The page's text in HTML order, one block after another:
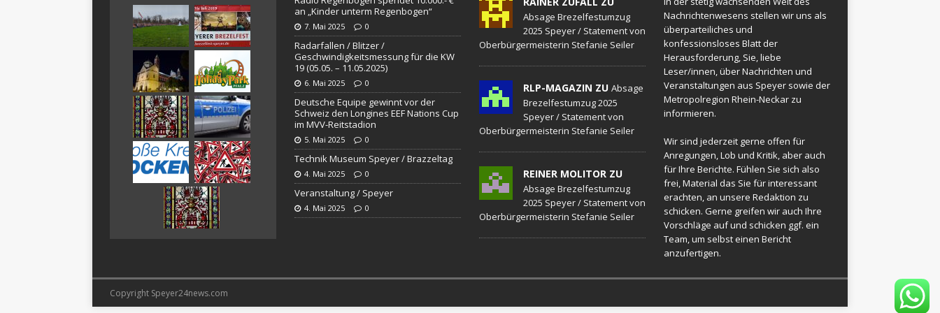
[ 29. März 2024 ]
Polizei / Konsumcannabisgesetz (KCanG) BLAULICHTMELDUNGEN
an „Kinder unterm Regenbogen“
7. Mai 2025 0
Radarfallen / Blitzer /
Geschwindigkeitsmessung für die KW
19 (05.05. – 11.05.2025)
6. Mai 2025 0
Deutsche Equipe gewinnt vor der
Schweiz den Longines EEF Nations Cup
im MVV-Reitstadion
5. Mai 2025 0
Technik Museum Speyer / Brazzeltag
4. Mai 2025 0
Veranstaltung / Speyer
4. Mai 2025 0
Absage Brezelfestumzug
2025 Speyer / Statement von
Oberbürgermeisterin Stefanie Seiler
RLP-MAGAZIN ZU Absage
Brezelfestumzug 2025
Speyer / Statement von
Oberbürgermeisterin Stefanie Seiler
REINER MOLITOR ZU
Absage Brezelfestumzug
2025 Speyer / Statement von
Oberbürgermeisterin Stefanie Seiler
Nachrichtenwesens stellen wir uns als
überparteiliches und
konfessionsloses Blatt der
Herausforderung, Sie, liebe
Leser/innen, über Nachrichten und
Veranstaltungen aus Speyer sowie der
Metropolregion Rhein-Neckar zu
informieren.
Wir sind jederzeit gerne offen für
Anregungen, Lob und Kritik, aber auch
für Ihre Berichte. Fühlen Sie sich also
frei, Material das Sie für interessant
erachten, an unsere Redaktion zu
schicken. Gerne greifen wir auch Ihre
Vorschläge auf und schicken ggf. ein
Team, um selbst einen Bericht
anzufertigen.
Copyright Speyer24news.com